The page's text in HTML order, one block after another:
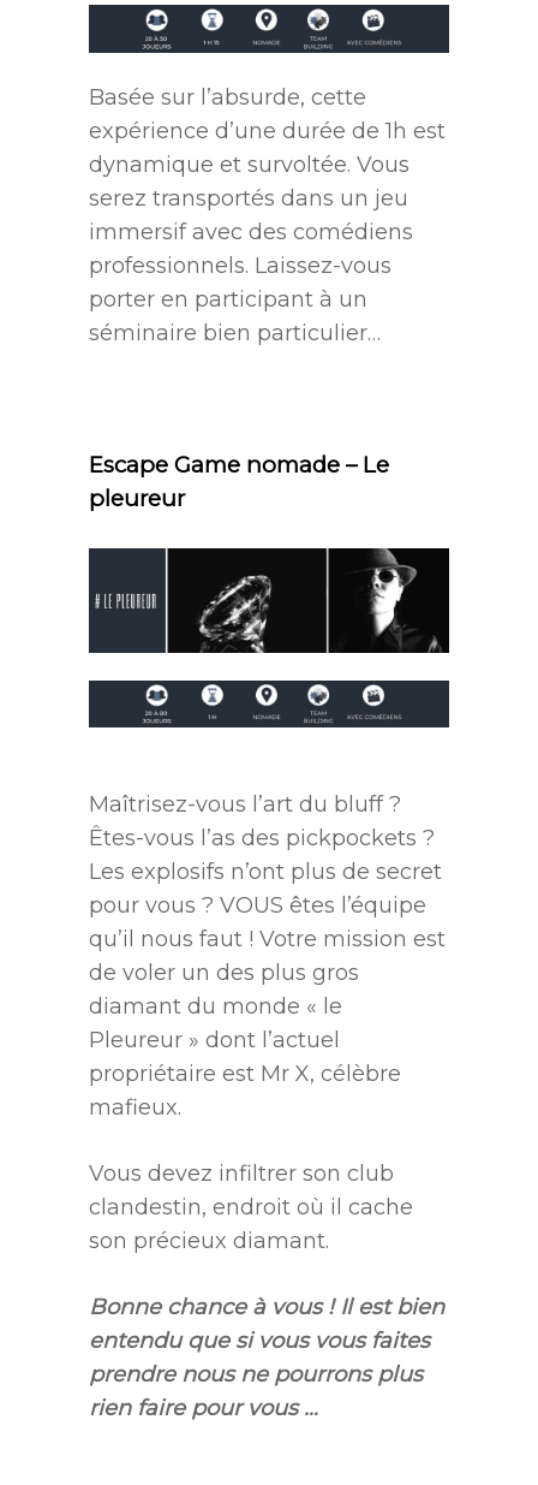
Basée sur l’absurde, cette
expérience d’une durée de 1h est
dynamique et survoltée. Vous
serez transportés dans un jeu
immersif avec des comédiens
professionnels. Laissez-vous
porter en participant à un
séminaire bien particulier…
Escape Game nomade – Le
pleureur
Maîtrisez-vous l’art du bluff ?
Êtes-vous l’as des pickpockets ?
Les explosifs n’ont plus de secret
pour vous ? VOUS êtes l’équipe
qu’il nous faut ! Votre mission est
de voler un des plus gros
diamant du monde « le
Pleureur » dont l’actuel
propriétaire est Mr X, célèbre
mafieux.
Vous devez infiltrer son club
clandestin, endroit où il cache
son précieux diamant.
Bonne chance à vous ! Il est bien
entendu que si vous vous faites
prendre nous ne pourrons plus
rien faire pour vous …